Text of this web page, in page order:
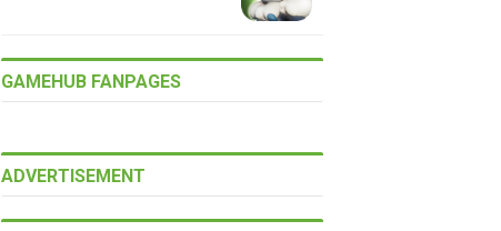
GAMEHUB FANPAGES
ADVERTISEMENT